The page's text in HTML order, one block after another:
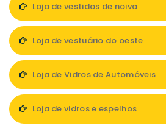
Loja de vestidos de noiva
Loja de vestuário do oeste
Loja de Vidros de Automóveis
Loja de vidros e espelhos